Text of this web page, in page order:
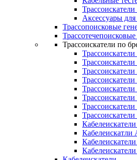
Аксессуары для
Трассопоисковые
Трассоискатели по
Кабелеискатли